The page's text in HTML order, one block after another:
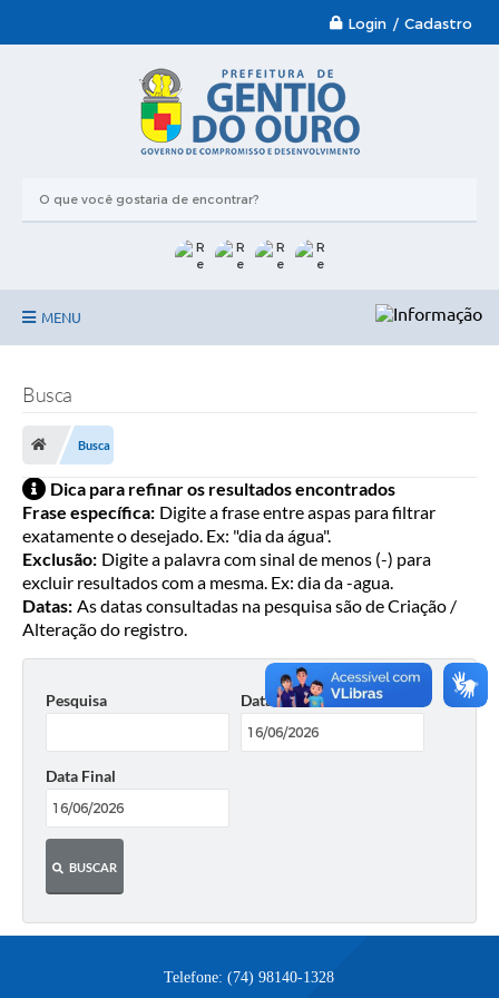
Login / Cadastro
MENU
Nossa Cidade
Serviços Online
Contato
Secretarias
Notícias
Arquivos para Download
Turismo
Projetos
Contas Públicas
Busca
Busca
Dica para refinar os resultados encontrados
Frase específica: Digite a frase entre aspas para filtrar
exatamente o desejado. Ex: "dia da água".
Exclusão: Digite a palavra com sinal de menos (-) para
excluir resultados com a mesma. Ex: dia da -agua.
Datas: As datas consultadas na pesquisa são de Criação /
Alteração do registro.
Pesquisa Data Inicial
Data Final
BUSCAR
Telefone: (74) 98140-1328